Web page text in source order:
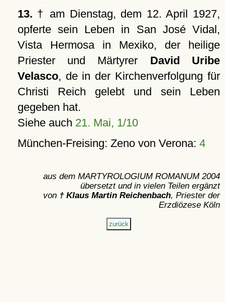
13. † am Dienstag, dem 12. April 1927,
opferte sein Leben in San José Vidal,
Vista Hermosa in Mexiko, der heilige
Priester und Märtyrer David Uribe
Velasco, de in der Kirchenverfolgung für
Christi Reich gelebt und sein Leben
gegeben hat.
Siehe auch 21. Mai, 1/10
München-Freising: Zeno von Verona: 4
aus dem MARTYROLOGIUM ROMANUM 2004
übersetzt und in vielen Teilen ergänzt
von † Klaus Martin Reichenbach, Priester der
Erzdiözese Köln